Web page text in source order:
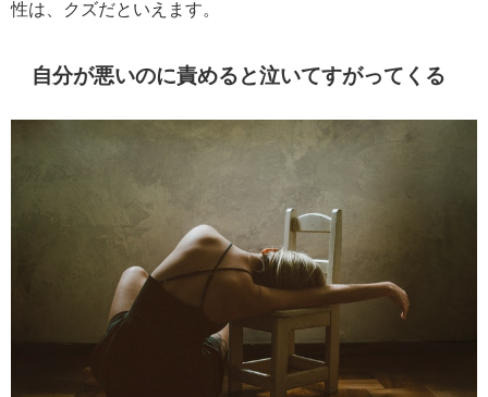
性は、クズだといえます。
自分が悪いのに責めると泣いてすがってくる